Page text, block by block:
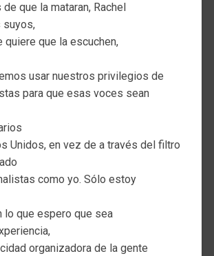
que la mataran, Rachel
suyos,
quiere que la escuchen,
usar nuestros privilegios de
para que esas voces sean
Unidos, en vez de a través del filtro
como yo. Sólo estoy
lo que espero que sea
organizadora de la gente